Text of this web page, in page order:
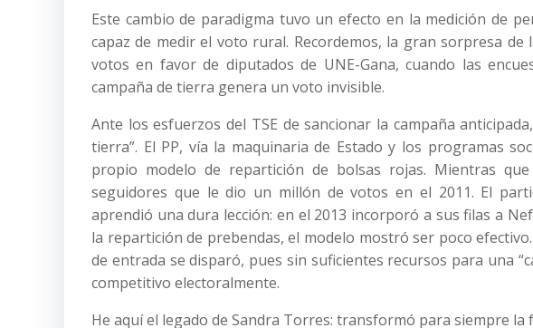
Este cambio de paradigma tuvo un efecto en la medición de
capaz de medir el voto rural. Recordemos, la gran sorpresa
votos en favor de diputados de UNE-Gana, cuando las
campaña de tierra genera un voto invisible.
Ante los esfuerzos del TSE de sancionar la campaña
tierra”. El PP, vía la maquinaria de Estado y los programas
propio modelo de repartición de bolsas rojas. Mientras
seguidores que le dio un millón de votos en el 2011. El
aprendió una dura lección: en el 2013 incorporó a sus filas a
la repartición de prebendas, el modelo mostró ser poco
de entrada se disparó, pues sin suficientes recursos para una
competitivo electoralmente.
He aquí el legado de Sandra Torres: transformó para siempre la